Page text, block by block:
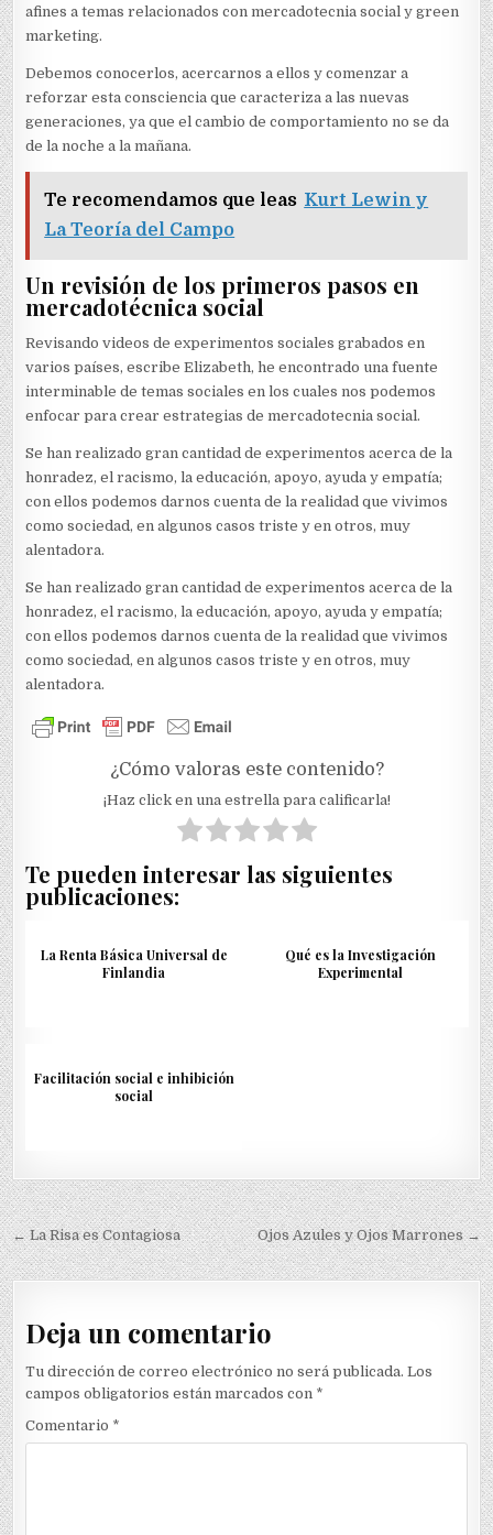
afines a temas relacionados con mercadotecnia social y green
marketing.
Debemos conocerlos, acercarnos a ellos y comenzar a
reforzar esta consciencia que caracteriza a las nuevas
generaciones, ya que el cambio de comportamiento no se da
de la noche a la mañana.
Te recomendamos que leas Kurt Lewin y
La Teoría del Campo
Un revisión de los primeros pasos en
mercadotécnica social
Revisando videos de experimentos sociales grabados en
varios países, escribe Elizabeth, he encontrado una fuente
interminable de temas sociales en los cuales nos podemos
enfocar para crear estrategias de mercadotecnia social.
Se han realizado gran cantidad de experimentos acerca de la
honradez, el racismo, la educación, apoyo, ayuda y empatía;
con ellos podemos darnos cuenta de la realidad que vivimos
como sociedad, en algunos casos triste y en otros, muy
alentadora.
Se han realizado gran cantidad de experimentos acerca de la
honradez, el racismo, la educación, apoyo, ayuda y empatía;
con ellos podemos darnos cuenta de la realidad que vivimos
como sociedad, en algunos casos triste y en otros, muy
alentadora.
¿Cómo valoras este contenido?
¡Haz click en una estrella para calificarla!
Te pueden interesar las siguientes
publicaciones:
La Renta Básica Universal de
Finlandia
Qué es la Investigación
Experimental
Facilitación social e inhibición
social
Navegación
de
entradas
← La Risa es Contagiosa Ojos Azules y Ojos Marrones →
Deja un comentario
Tu dirección de correo electrónico no será publicada. Los
campos obligatorios están marcados con *
Comentario *